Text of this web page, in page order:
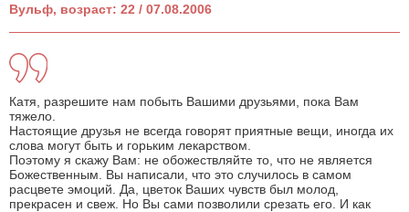
Вульф, возраст: 22 / 07.08.2006
Катя, разрешите нам побыть Вашими друзьями, пока Вам
тяжело.
Настоящие друзья не всегда говорят приятные вещи, иногда их
слова могут быть и горьким лекарством.
Поэтому я скажу Вам: не обожествляйте то, что не является
Божественным. Вы написали, что это случилось в самом
расцвете эмоций. Да, цветок Ваших чувств был молод,
прекрасен и свеж. Но Вы сами позволили срезать его. И как